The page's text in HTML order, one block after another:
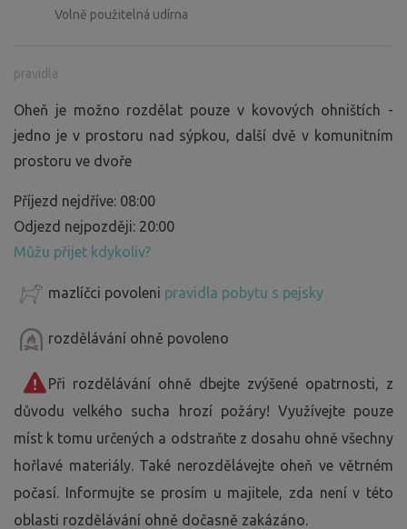
Volně použitelná udírna
pravidla
Oheň je možno rozdělat pouze v kovových ohništích -
jedno je v prostoru nad sýpkou, další dvě v komunitním
prostoru ve dvoře
Příjezd nejdříve: 08:00
Odjezd nejpozději: 20:00
Můžu přijet kdykoliv?
mazlíčci povoleni pravidla pobytu s pejsky
rozdělávání ohně povoleno
Při rozdělávání ohně dbejte zvýšené opatrnosti, z
důvodu velkého sucha hrozí požáry! Využívejte pouze
míst k tomu určených a odstraňte z dosahu ohně všechny
hořlavé materiály. Také nerozdělávejte oheň ve větrném
počasí. Informujte se prosím u majitele, zda není v této
oblasti rozdělávání ohně dočasně zakázáno.